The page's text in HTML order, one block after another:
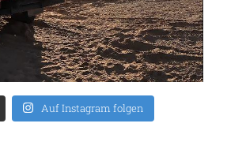
Auf Instagram folgen